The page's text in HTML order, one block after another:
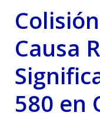
Causa
580 en